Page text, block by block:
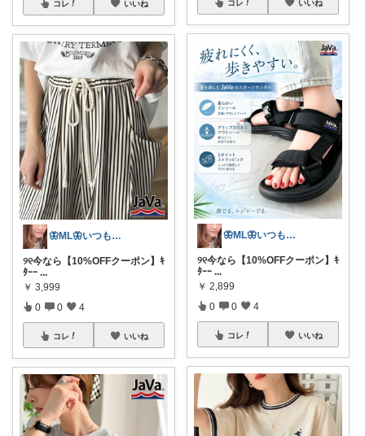
コレ いいね
🦋ML🦋いつもありがとう💓
୨୧今なら【10%OFFクーポン】ｷ
ﾀｰｰ ...
￥ 3,999
0 0 4
コレ いいね
コレ いいね
🦋ML🦋いつもありがとう💓
୨୧今なら【10%OFFクーポン】ｷ
ﾀｰｰ ...
￥ 2,899
0 0 4
コレ いいね